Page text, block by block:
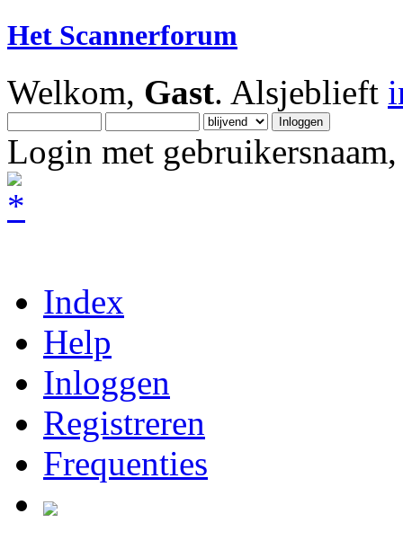
Het Scannerforum
Welkom, Gast. Alsjeblieft
Login met
Index
Help
Inloggen
Registreren
Frequenties